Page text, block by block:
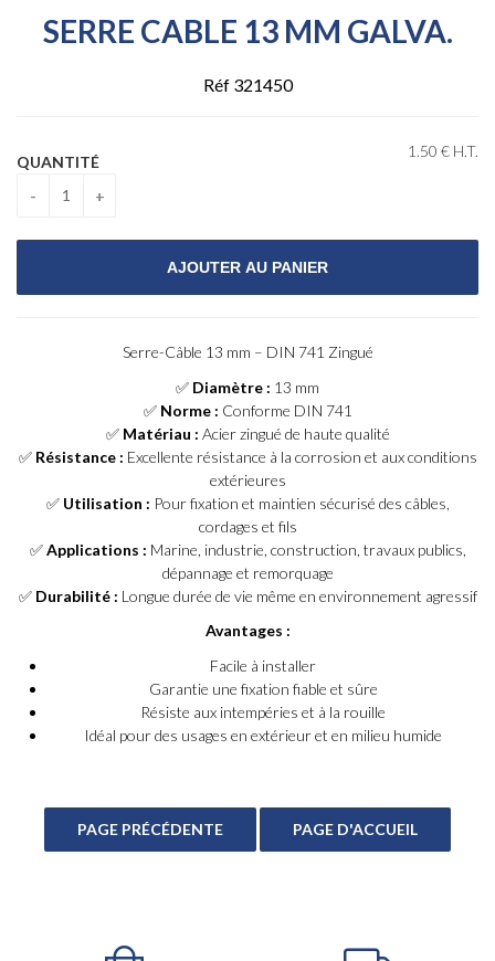
SERRE CABLE 13 MM GALVA.
Réf 321450
1 .50 € H.T.
QUANTITÉ
Serre-Câble 13 mm – DIN 741 Zingué
✅ Diamètre : 13 mm
✅ Norme : Conforme DIN 741
✅ Matériau : Acier zingué de haute qualité
✅ Résistance : Excellente résistance à la corrosion et aux conditions
extérieures
✅ Utilisation : Pour fixation et maintien sécurisé des câbles,
cordages et fils
✅Applications : Marine, industrie, construction, travaux publics,
dépannage et remorquage
✅ Durabilité : Longue durée de vie même en environnement agressif
Avantages :
Facile à installer
Garantie une fixation fiable et sûre
Résiste aux intempéries et à la rouille
Idéal pour des usages en extérieur et en milieu humide